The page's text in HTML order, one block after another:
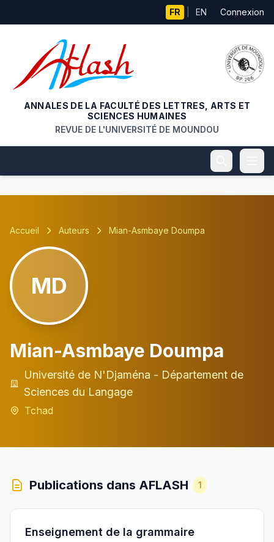
FR EN Connexion
ANNALES DE LA FACULTÉ DES LETTRES, ARTS ET
SCIENCES HUMAINES
REVUE DE L'UNIVERSITÉ DE MOUNDOU
Accueil Auteurs Mian-Asmbaye Doumpa
MD
Mian-Asmbaye Doumpa
Université de N'Djaména - Département de
Sciences du Langage
Tchad
Publications dans AFLASH 1
Enseignement de la grammaire